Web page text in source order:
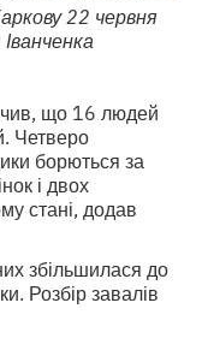
22 червня
що 16 людей
Четверо
борються за
і двох
стані, додав
збільшилася до
Розбір завалів